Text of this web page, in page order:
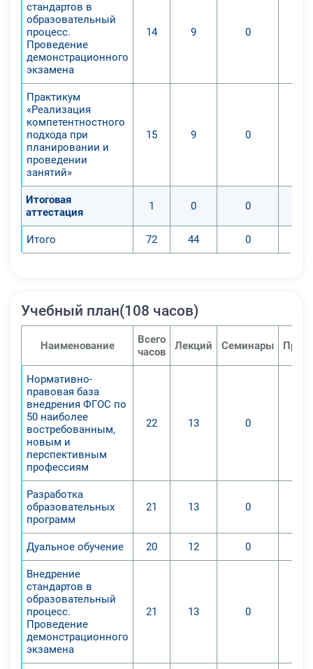
образованию.
стандартов в
образовательный
процесс.
Проведение
демонстрационного
экзамена
14 9 0
Практикум
«Реализация
компетентностного
подхода при
планировании и
проведении
занятий»
15 9 0
Итоговая
аттестация
1 0 0
Итого 72 44 0
Учебный план(108 часов)
Наименование
Всего
часов
Лекций Семинары
Нормативно-
правовая база
внедрения ФГОС по
50 наиболее
востребованным,
новым и
перспективным
профессиям
22 13 0
Разработка
образовательных
программ
21 13 0
Дуальное обучение 20 12 0
Внедрение
стандартов в
образовательный
процесс.
Проведение
демонстрационного
экзамена
21 13 0